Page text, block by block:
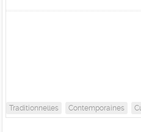
Traditionnelles Contemporaines